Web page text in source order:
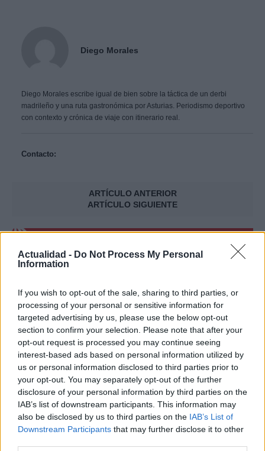
Actualidad - Do Not Process My Personal
Information
If you wish to opt-out of the sale, sharing to third parties, or
processing of your personal or sensitive information for
targeted advertising by us, please use the below opt-out
section to confirm your selection. Please note that after your
opt-out request is processed you may continue seeing
interest-based ads based on personal information utilized by
us or personal information disclosed to third parties prior to
your opt-out. You may separately opt-out of the further
disclosure of your personal information by third parties on the
IAB’s list of downstream participants. This information may
also be disclosed by us to third parties on the IAB’s List of
Downstream Participants that may further disclose it to other
Diego Morales
Diego Morales escribe igual de bien sobre la táctica de un derbi
madrileño y una ruta gastronómica por Asturias. Periodismo deportivo
con contexto y crónica de viaje con itinerario real.
Contacto:
ARTÍCULO ANTERIOR
ARTÍCULO SIGUIENTE
Más leídos
OFERTAS Y CONSEJOS
Envíos para empresas: cómo mejorarlos
con el envío a NO domicilio
Dentro del comercio online, el envío tiene una…